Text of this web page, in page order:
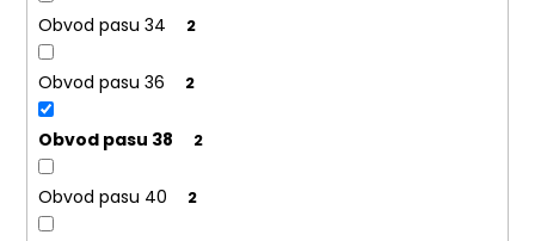
Obvod pasu 34 2
Obvod pasu 36 2
Obvod pasu 38 2
Obvod pasu 40 2